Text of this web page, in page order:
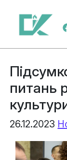
Skip to content
Main
питань
26.12.2023